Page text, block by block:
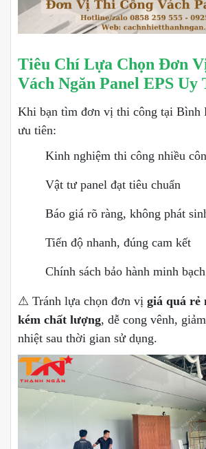
Tiêu Chí Lựa Chọn Đơn
Vách Ngăn Panel EPS Uy
Khi bạn tìm đơn vị thi công tại Bình
ưu tiên:
Kinh nghiệm thi công nhiều
Vật tư panel đạt tiêu chuẩn
Báo giá rõ ràng, không phát
Tiến độ nhanh, đúng cam kết
Chính sách bảo hành minh bạch
⚠ Tránh lựa chọn đơn vị giá quá rẻ
kém chất lượng, dễ cong vênh,
nhiệt sau thời gian sử dụng.